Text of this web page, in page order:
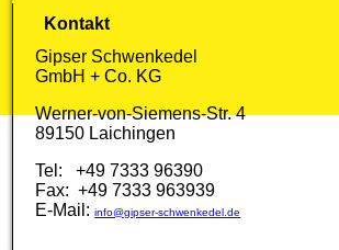
Kontakt
Gipser Schwenkedel
GmbH + Co. KG
Werner-von-Siemens-Str. 4
89150 Laichingen
Tel: +49 7333 96390
Fax: +49 7333 963939
E-Mail:info@gipser-schwenkedel.de